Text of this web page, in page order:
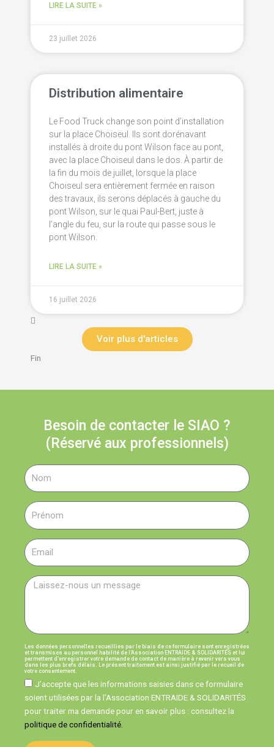
LIRE LA SUITE »
23 juillet 2026
Distribution alimentaire
Le Food Truck change son point d’installation
sur la place Choiseul. Ils sont dorénavant
installés à droite du pont Wilson face au pont,
avec la place Choiseul dans le dos. À partir de
la fin du mois de juillet, lorsque la place
Choiseul sera entièrement fermée en raison
des travaux, ils serons déplacés à gauche du
pont Wilson, sur le quai Paul-Bert, juste à
l’angle du feu, sur la route qui passe sous le
pont Wilson.
LIRE LA SUITE »
16 juillet 2026
Voir plus d'articles
Fin
Besoin de contacter le SIAO ?
(Réservé aux professionnels)
Les données personnelles recueillies par le biais de ce formulaire sont enregistrées
et transmises au personnel habilité de l’Association ENTRAIDE & SOLIDARITÉS et lui
permettent d’enregistrer votre demande de contact de manière à revenir vers vous
dans les plus brefs délais. Le présent traitement est ainsi justifié par le recueil de
votre consentement.
J’accepte que les informations saisies dans ce formulaire
soient utilisées par la l’Association ENTRAIDE & SOLIDARITÉS
pour traiter ma demande pour en savoir plus : consultez la
politique de confidentialité.